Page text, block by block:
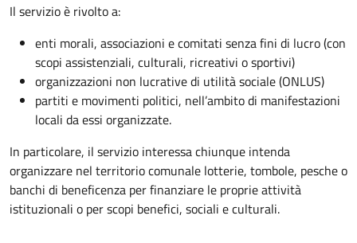
Il servizio è rivolto a:
enti morali, associazioni e comitati senza fini di lucro (con
scopi assistenziali, culturali, ricreativi o sportivi)
organizzazioni non lucrative di utilità sociale (ONLUS)
partiti e movimenti politici, nell’ambito di manifestazioni
locali da essi organizzate.
In particolare, il servizio interessa chiunque intenda
organizzare nel territorio comunale lotterie, tombole, pesche o
banchi di beneficenza per finanziare le proprie attività
istituzionali o per scopi benefici, sociali e culturali.